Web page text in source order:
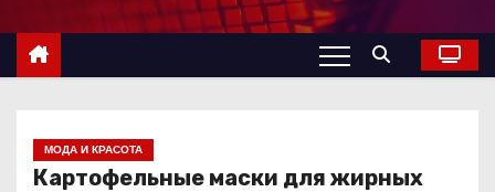
с
МОДА И КРАСОТА
Картофельные маски для жирных